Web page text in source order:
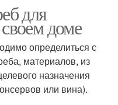
для
доме
определиться с
материалов, из
назначения
или вина).